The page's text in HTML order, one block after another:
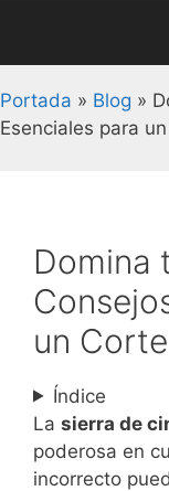
Portada » Blog »
Esenciales para
Domina
un
Índice
La sierra de
poderosa en
incorrecto